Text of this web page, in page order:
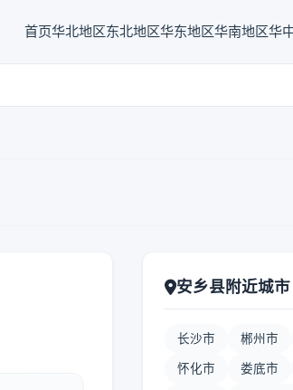
首页华北地区东北地区华东地区华南地区华
安乡县附近城市
长沙市 郴州市
怀化市 娄底市